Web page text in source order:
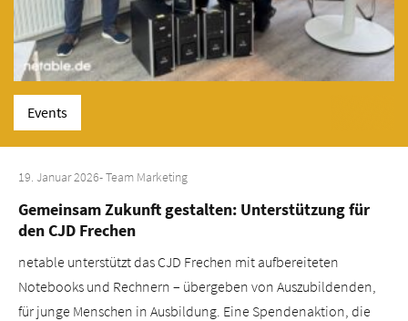
Events
19. Januar 2026- Team Marketing
Gemeinsam Zukunft gestalten: Unterstützung für
den CJD Frechen
netable unterstützt das CJD Frechen mit aufbereiteten
Notebooks und Rechnern – übergeben von Auszubildenden,
für junge Menschen in Ausbildung. Eine Spendenaktion, die